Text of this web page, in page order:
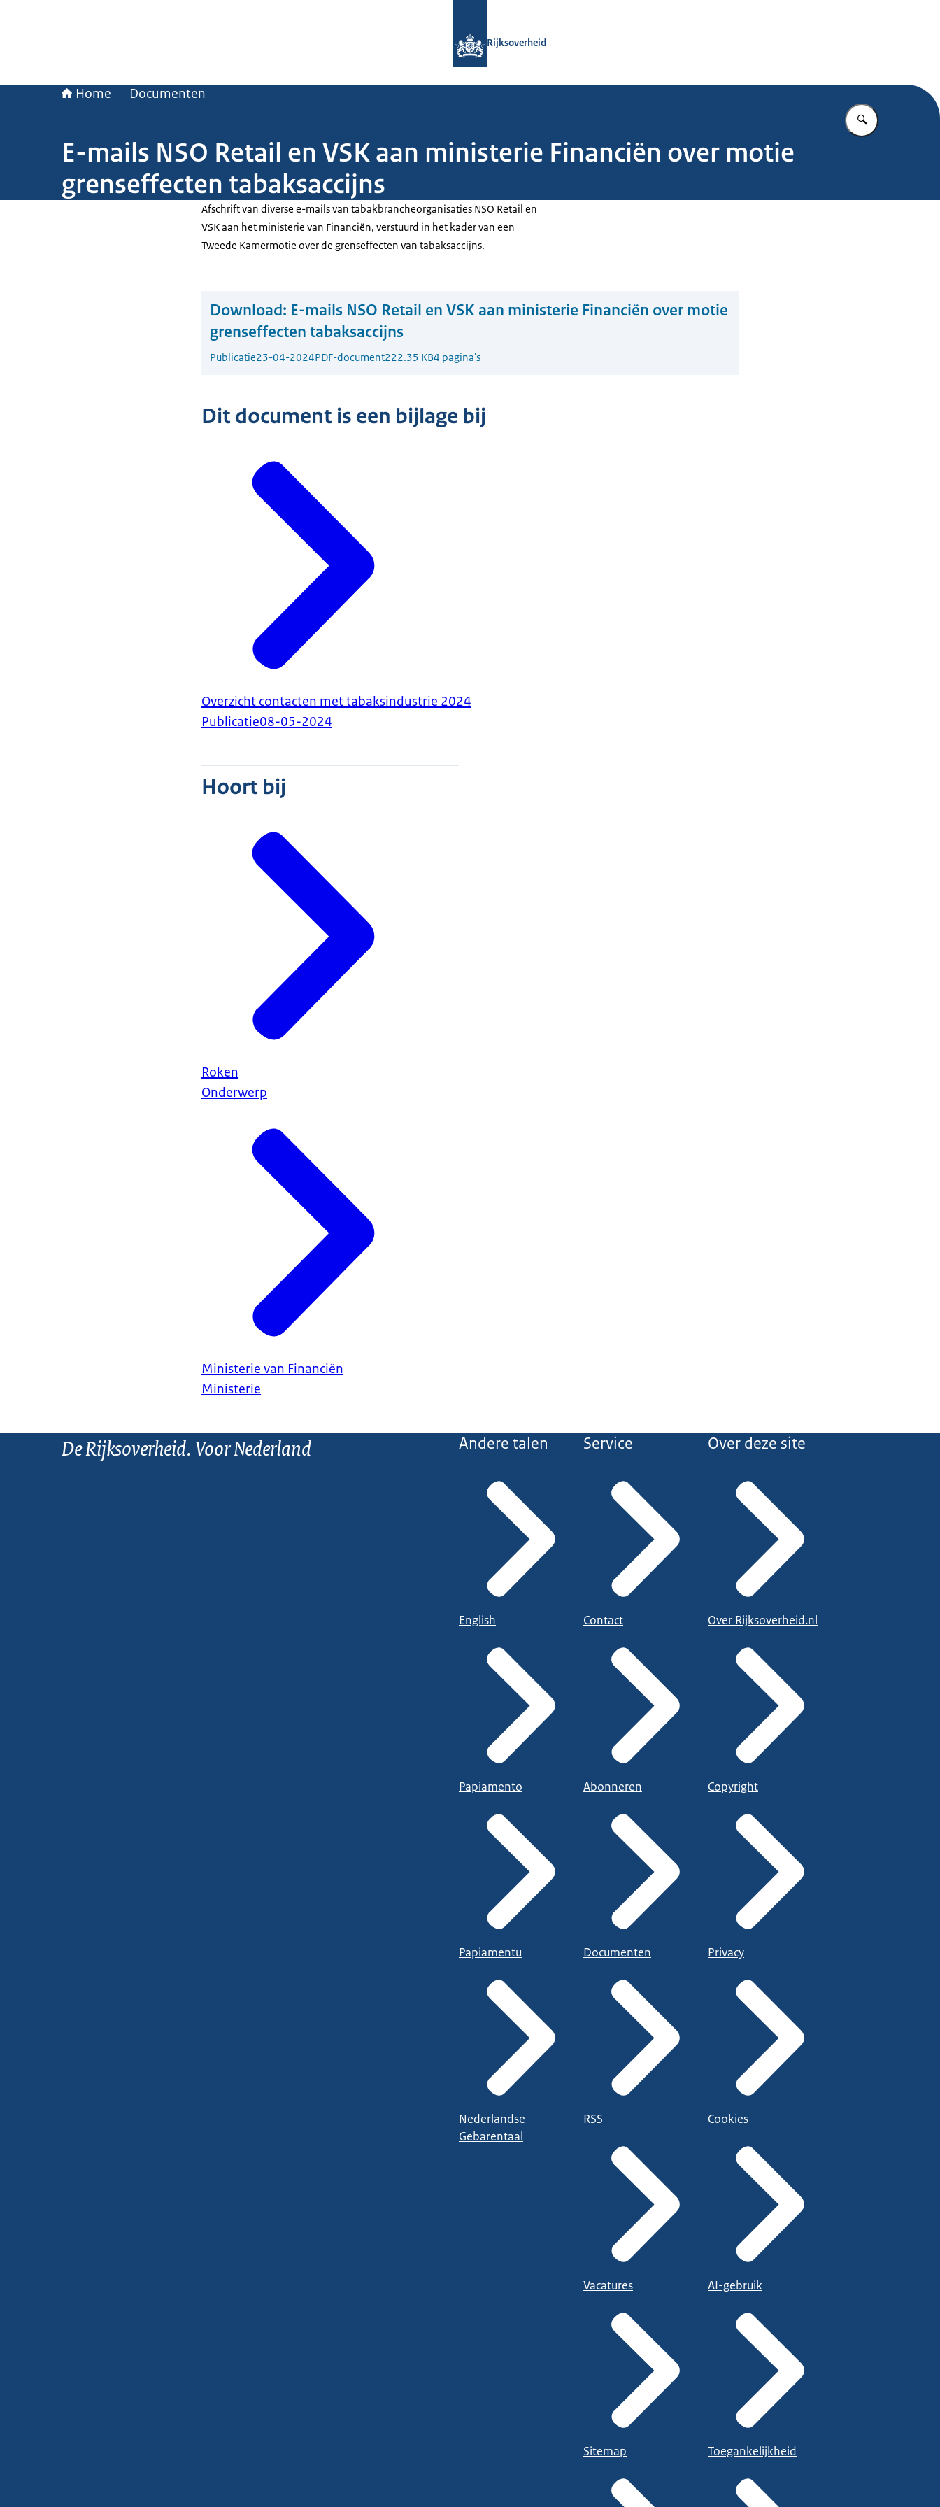
Rijksoverheid
Home Documenten
Vul in wat u
E-mails NSO Retail en VSK aan ministerie Financiën over motie
grenseffecten tabaksaccijns
Afschrift van diverse e-mails van tabakbrancheorganisaties NSO Retail en
VSK aan het ministerie van Financiën, verstuurd in het kader van een
Tweede Kamermotie over de grenseffecten van tabaksaccijns.
Download: E-mails NSO Retail en VSK aan ministerie Financiën over motie
grenseffecten tabaksaccijns
Publicatie23-04-2024PDF-document222.35 KB4 pagina's
Dit document is een bijlage bij
Overzicht contacten met tabaksindustrie 2024
Publicatie08-05-2024
Hoort bij
Roken
Onderwerp
Ministerie van Financiën
Ministerie
De Rijksoverheid. Voor Nederland Andere talen
English
Papiamento
Papiamentu
Nederlandse
Gebarentaal
Service
Contact
Abonneren
Documenten
RSS
Vacatures
Sitemap
Over deze site
Over Rijksoverheid.nl
Copyright
Privacy
Cookies
AI-gebruik
Toegankelijkheid